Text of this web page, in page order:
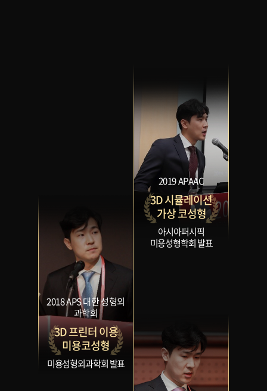
2018 APS 대한 성형외
과학회
3D 프린터 이용
미용코성형
미용성형외과학회 발표
2019 APAAC
3D 시뮬레이션
가상 코성형
아시아퍼시픽
미용성형학회 발표